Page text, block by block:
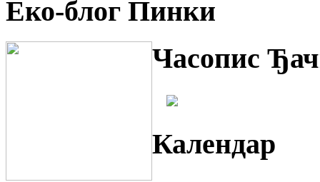
Еко-блог Пинки
Часопис
Календар